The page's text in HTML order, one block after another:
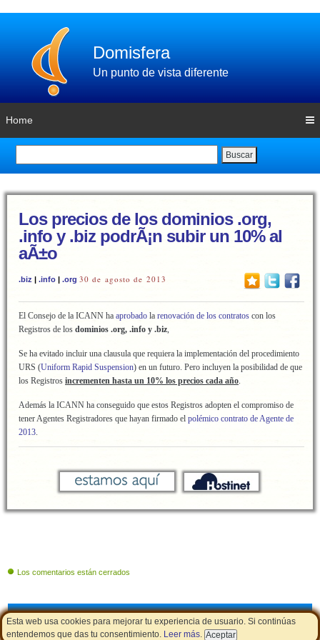
Esta web usa cookies para mejorar tu experiencia de usuario. Si continúas
entendemos que das tu consentimiento. Leer más.
Domisfera
Un punto de vista diferente
Home
Buscar
Los precios de los dominios .org,
.info y .biz podrÃ¡n subir un 10% al
aÃ±o
.biz | .info | .org 30 de agosto de 2013
El Consejo de la ICANN ha aprobado la renovación de los contratos con los
Registros de los dominios .org, .info y .biz,
Se ha evitado incluir una clausula que requiera la implementación del procedimiento
URS (Uniform Rapid Suspension) en un futuro. Pero incluyen la posibilidad de que
los Registros incrementen hasta un 10% los precios cada año.
Además la ICANN ha conseguido que estos Registros adopten el compromiso de
tener Agentes Registradores que hayan firmado el polémico contrato de Agente de
2013.
Los comentarios están cerrados
Cupones de descuento Aviso Legal - Política de Cookies |LSSI